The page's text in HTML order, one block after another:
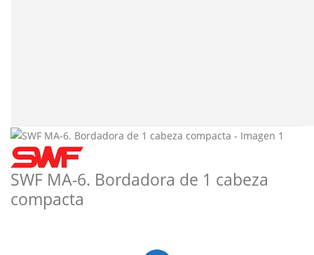
SWF MA-6. Bordadora de 1 cabeza
compacta